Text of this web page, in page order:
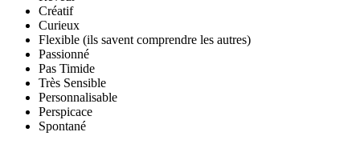
Créatif
Curieux
Flexible (ils savent comprendre les autres)
Passionné
Pas Timide
Très Sensible
Personnalisable
Perspicace
Spontané